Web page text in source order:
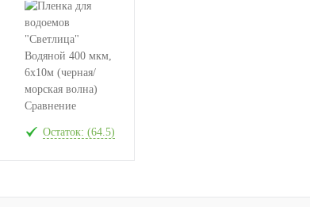
Сравнение
Остаток: (64.5)